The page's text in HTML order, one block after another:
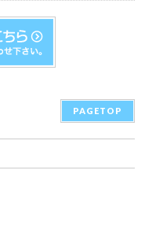
PAGETOP